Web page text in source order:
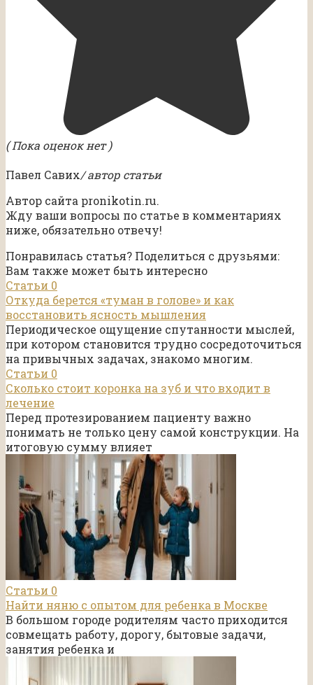
( Пока оценок нет )
Павел Савих/ автор статьи
Автор сайта pronikotin.ru.
Жду ваши вопросы по статье в комментариях
ниже, обязательно отвечу!
Понравилась статья? Поделиться с друзьями:
Вам также может быть интересно
Статьи 0
Откуда берется «туман в голове» и как
восстановить ясность мышления
Периодическое ощущение спутанности мыслей,
при котором становится трудно сосредоточиться
на привычных задачах, знакомо многим.
Статьи 0
Сколько стоит коронка на зуб и что входит в
лечение
Перед протезированием пациенту важно
понимать не только цену самой конструкции. На
итоговую сумму влияет
Статьи 0
Найти няню с опытом для ребенка в Москве
В большом городе родителям часто приходится
совмещать работу, дорогу, бытовые задачи,
занятия ребенка и